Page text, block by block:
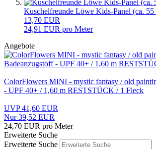
Kuschelfreunde Löwe Kids-Panel (ca. 55
13,70 EUR
24,91 EUR pro Meter
Angebote
ColorFlowers MINI - mystic fantasy / old
- UPF 40+ / 1,60 m RESTSTÜCK / 1 Fleck
UVP 41,60 EUR
Nur 39,52 EUR
24,70 EUR pro Meter
Erweiterte Suche
Erweiterte Suche